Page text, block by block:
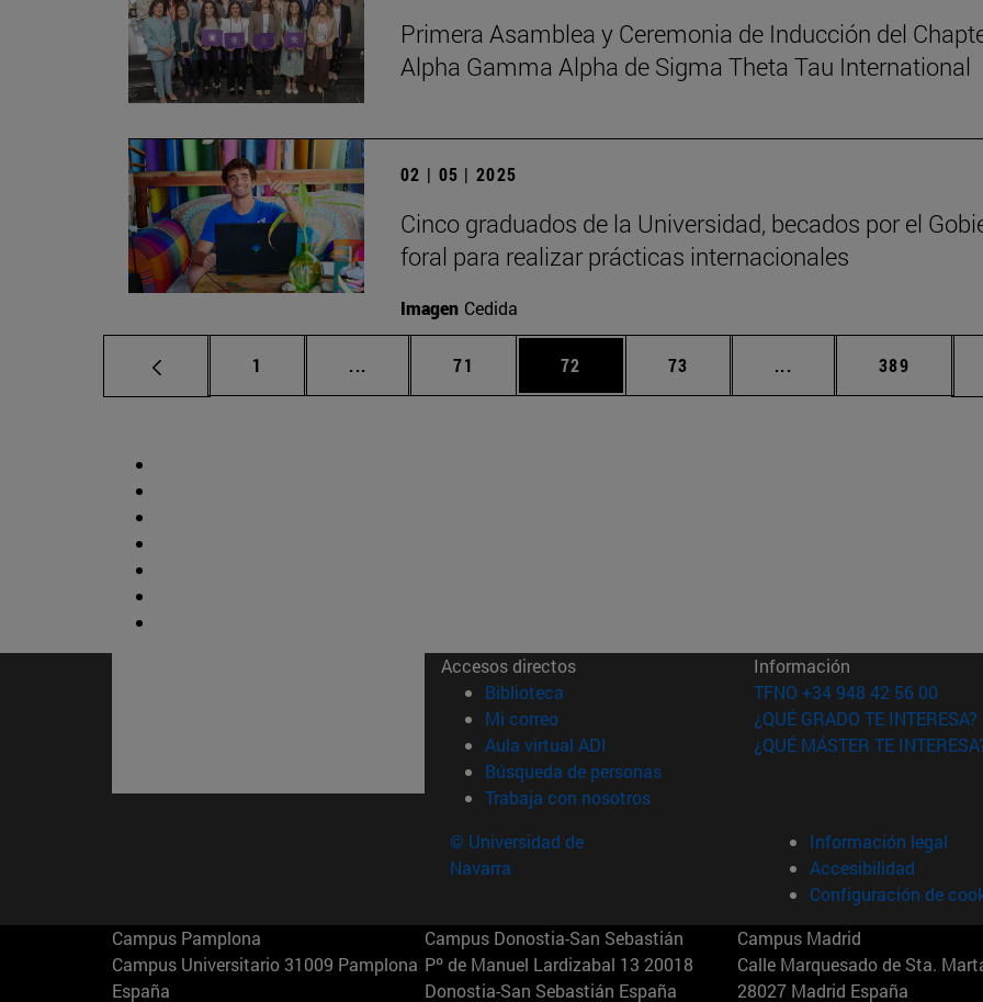
Primera Asamblea y Ceremonia de Inducción del
Alpha Gamma Alpha de Sigma Theta Tau International
02 | 05 | 2025
Cinco graduados de la Universidad, becados por el
foral para realizar prácticas internacionales
Imagen Cedida
Página
1 ... Páginas intermedias Use TAB para desplazarse.
Página
71 Página
72 Página
73 ... Páginas intermedias
Página
389
Accesos directos
Biblioteca (abre en nueva ventana)
Mi correo(abre en nueva ventana)
Aula virtual ADI (abre en nueva ventana)
Búsqueda de personas(abre en nueva ventana)
Trabaja con nosotros(abre en nueva ventana)
Información
TFNO +34 948 42 56 00
¿QUÉ GRADO TE INTERESA?
¿QUÉ MÁSTER TE
© Universidad de
Navarra
Información legal
Accesibilidad
Configuración de
Campus Pamplona
Campus Universitario 31009 Pamplona
España
Campus Donostia-San Sebastián
Pº de Manuel Lardizabal 13 20018
Donostia-San Sebastián España
Campus Madrid
Calle Marquesado de Sta.
28027 Madrid España